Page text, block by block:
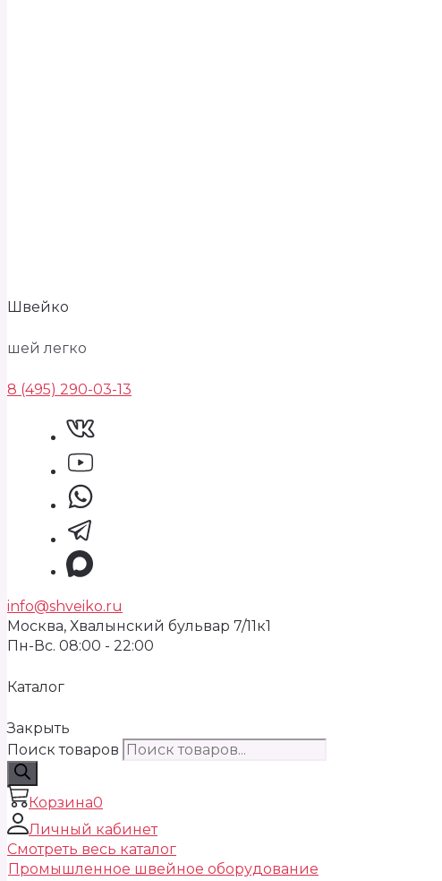
Швейко
шей легко
8 (495) 290-03-13
info@shveiko.ru
Москва, Хвалынский бульвар 7/11к1
Пн-Вс. 08:00 - 22:00
Каталог
Закрыть
Поиск товаров
Корзина0
Личный кабинет
Смотреть весь каталог
Промышленное швейное оборудование